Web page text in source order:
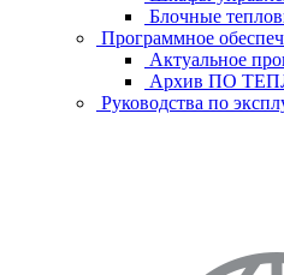
Блочные
Программное
Актуальное
Архив ПО
Руководства по